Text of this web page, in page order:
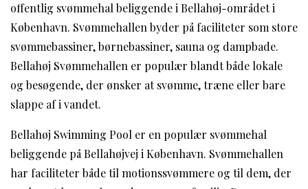
offentlig svømmehal beliggende i Bellahøj-området i
København. Svømmehallen byder på faciliteter som store
svømmebassiner, børnebassiner, sauna og dampbade.
Bellahøj Svømmehallen er populær blandt både lokale
og besøgende, der ønsker at svømme, træne eller bare
slappe af i vandet.
Bellahøj Swimming Pool er en populær svømmehal
beliggende på Bellahøjvej i København. Svømmehallen
har faciliteter både til motionssvømmere og til dem, der